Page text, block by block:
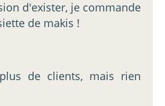
d'exister, je commande
de makis !
de clients, mais rien